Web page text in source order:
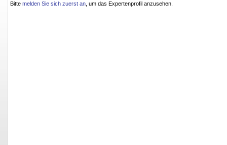
Bitte melden Sie sich zuerst an , um das Expertenprofil anzusehen.